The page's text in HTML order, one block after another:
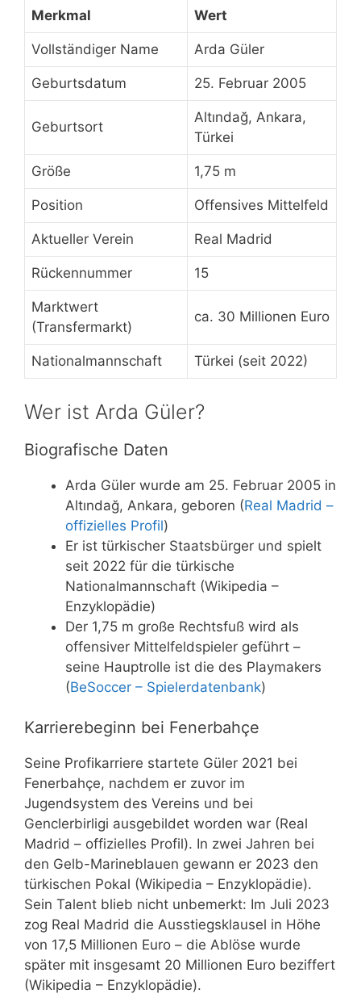
Merkmal Wert
Vollständiger Name Arda Güler
Geburtsdatum 25. Februar 2005
Geburtsort
Altındağ, Ankara,
Türkei
Größe 1,75 m
Position Offensives Mittelfeld
Aktueller Verein Real Madrid
Rückennummer 15
Marktwert
(Transfermarkt)
ca. 30 Millionen Euro
Nationalmannschaft Türkei (seit 2022)
Wer ist Arda Güler?
Biografische Daten
Arda Güler wurde am 25. Februar 2005 in
Altındağ, Ankara, geboren (Real Madrid –
offizielles Profil)
Er ist türkischer Staatsbürger und spielt
seit 2022 für die türkische
Nationalmannschaft (Wikipedia –
Enzyklopädie)
Der 1,75 m große Rechtsfuß wird als
offensiver Mittelfeldspieler geführt –
seine Hauptrolle ist die des Playmakers
(BeSoccer – Spielerdatenbank)
Karrierebeginn bei Fenerbahçe
Seine Profikarriere startete Güler 2021 bei
Fenerbahçe, nachdem er zuvor im
Jugendsystem des Vereins und bei
Genclerbirligi ausgebildet worden war (Real
Madrid – offizielles Profil). In zwei Jahren bei
den Gelb-Marineblauen gewann er 2023 den
türkischen Pokal (Wikipedia – Enzyklopädie).
Sein Talent blieb nicht unbemerkt: Im Juli 2023
zog Real Madrid die Ausstiegsklausel in Höhe
von 17,5 Millionen Euro – die Ablöse wurde
später mit insgesamt 20 Millionen Euro beziffert
(Wikipedia – Enzyklopädie).